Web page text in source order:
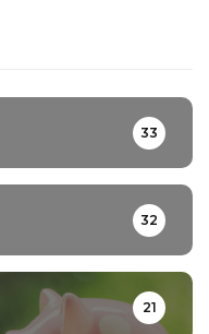
33
32
21